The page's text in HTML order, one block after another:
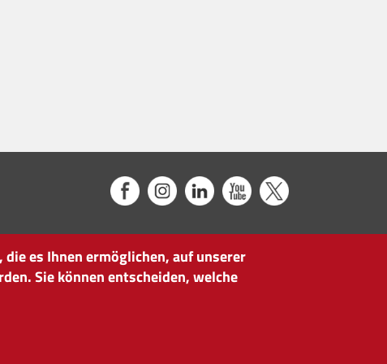
es Ihnen ermöglichen, auf unserer
Sie können entscheiden, welche